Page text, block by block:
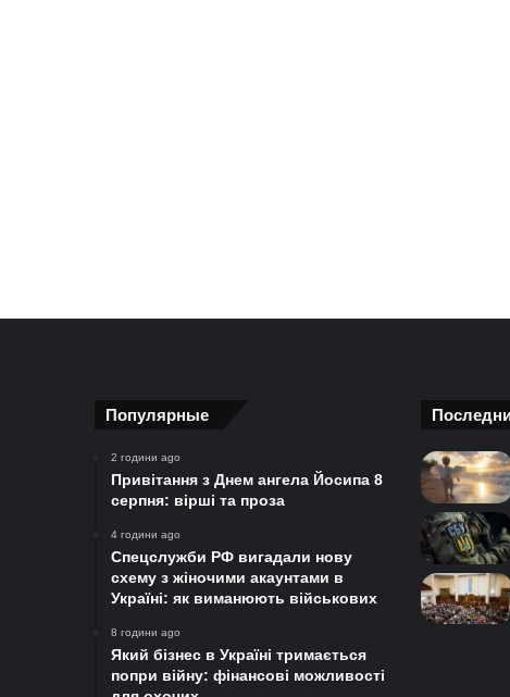
Популярные
2 години ago
Привітання з Днем ангела Йосипа 8
серпня: вірші та проза
4 години ago
Спецслужби РФ вигадали нову
схему з жіночими акаунтами в
Україні: як виманюють військових
8 години ago
Який бізнес в Україні тримається
попри війну: фінансові можливості